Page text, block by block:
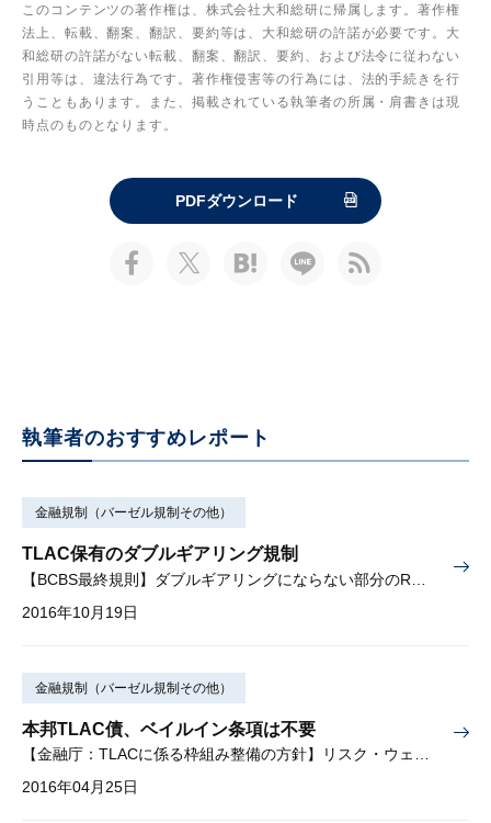
このコンテンツの著作権は、株式会社大和総研に帰属します。著作権
法上、転載、翻案、翻訳、要約等は、大和総研の許諾が必要です。大
和総研の許諾がない転載、翻案、翻訳、要約、および法令に従わない
引用等は、違法行為です。著作権侵害等の行為には、法的手続きを行
うこともあります。また、掲載されている執筆者の所属・肩書きは現
時点のものとなります。
PDFダウンロード
執筆者のおすすめレポート
金融規制（バーゼル規制その他）
TLAC保有のダブルギアリング規制
2016年10月19日
金融規制（バーゼル規制その他）
本邦TLAC債、ベイルイン条項は不要
【金融庁：TLACに係る枠組み整備の方針】リスク・ウェイトは未定
2016年04月25日